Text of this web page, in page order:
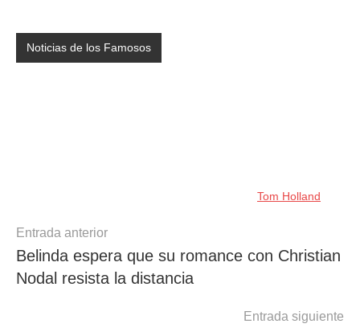
Noticias de los Famosos
Tom Holland
Navegación
de
entradas
Entrada anterior
Belinda espera que su romance con Christian
Nodal resista la distancia
Entrada siguiente